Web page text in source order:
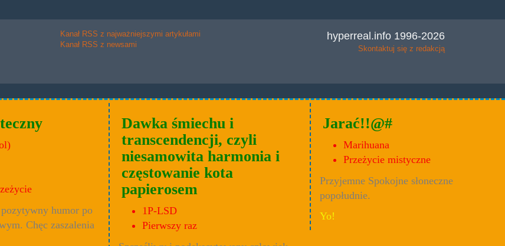
Kanał RSS z najważniejszymi artykułami
Kanał RSS z newsami
hyperreal.info 1996-2026
Skontaktuj się z redakcją
humor po
Chęc zaszalenia
Dawka śmiechu i
transcendencji, czyli
niesamowita harmonia i
częstowanie kota
papierosem
1P-LSD
Pierwszy raz
Jarać!!@#
Marihuana
Przeżycie mistyczne
Przyjemne Spokojne słoneczne
popołudnie.
Yo!